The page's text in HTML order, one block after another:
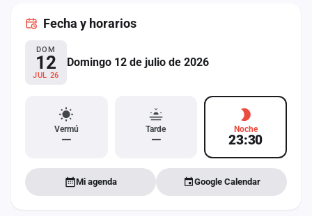
Fecha y horarios
DOM
12
JUL 26
Domingo 12 de julio de 2026
Vermú
—
Tarde
—
Noche
23:30
Mi agenda Google Calendar
Administración
Contacto